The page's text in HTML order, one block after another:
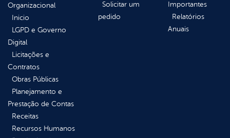
Organizacional
Inicio
LGPD e Governo
Digital
Licitações e
Contratos
Obras Públicas
Planejamento e
Prestação de Contas
Receitas
Recursos Humanos
Solicitar um
pedido
Importantes
Relatórios
Anuais